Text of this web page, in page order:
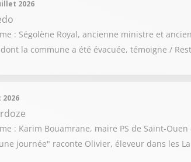
2026
: Ségolène Royal, ancienne ministre et
la commune a été évacuée, témoigne /
2026
: Karim Bouamrane, maire PS de Saint-
journée" raconte Olivier, éleveur dans les